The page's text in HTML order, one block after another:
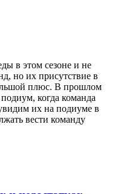
в этом сезоне и не
но их присутствие в
плюс. В прошлом
когда команда
их на подиуме в
вести команду